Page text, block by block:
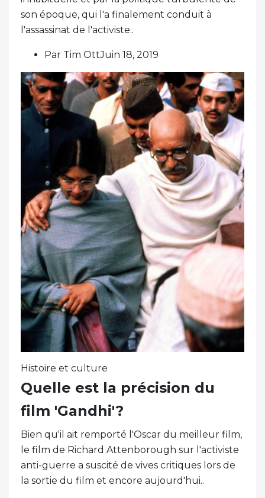
son époque, qui l'a finalement conduit à
l'assassinat de l'activiste..
Par Tim OttJuin 18, 2019
Histoire et culture
Quelle est la précision du
film 'Gandhi'?
Bien qu'il ait remporté l'Oscar du meilleur film,
le film de Richard Attenborough sur l'activiste
anti-guerre a suscité de vives critiques lors de
la sortie du film et encore aujourd'hui..